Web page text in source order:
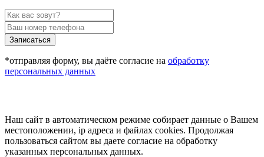
Записаться
*отправляя форму, вы даёте согласие на обработку
персональных данных
Наш сайт в автоматическом режиме собирает данные о Вашем
местоположении, ip адреса и файлах cookies. Продолжая
пользоваться сайтом вы даете согласие на обработку
указанных персональных данных.